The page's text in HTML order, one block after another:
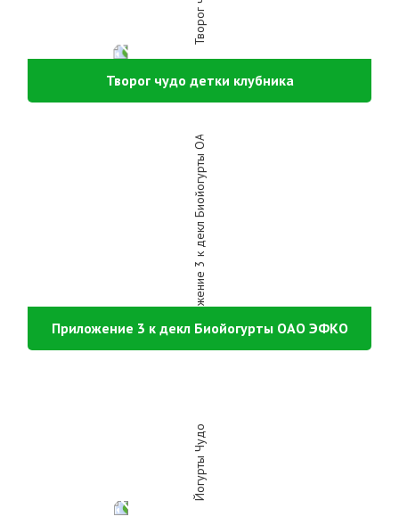
Творог чудо детки клубника
Приложение 3 к декл Биойогурты ОАО ЭФКО